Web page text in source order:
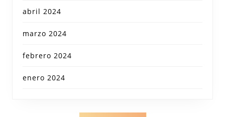
abril 2024
marzo 2024
febrero 2024
enero 2024